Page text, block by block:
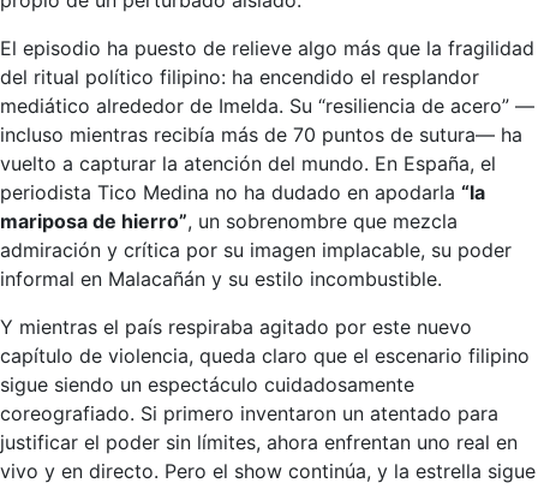
El episodio ha puesto de relieve algo más que la fragilidad
del ritual político filipino: ha encendido el resplandor
mediático alrededor de Imelda. Su “resiliencia de acero” —
incluso mientras recibía más de 70 puntos de sutura— ha
vuelto a capturar la atención del mundo. En España, el
periodista Tico Medina no ha dudado en apodarla “la
mariposa de hierro”, un sobrenombre que mezcla
admiración y crítica por su imagen implacable, su poder
informal en Malacañán y su estilo incombustible.
Y mientras el país respiraba agitado por este nuevo
capítulo de violencia, queda claro que el escenario filipino
sigue siendo un espectáculo cuidadosamente
coreografiado. Si primero inventaron un atentado para
justificar el poder sin límites, ahora enfrentan uno real en
vivo y en directo. Pero el show continúa, y la estrella sigue